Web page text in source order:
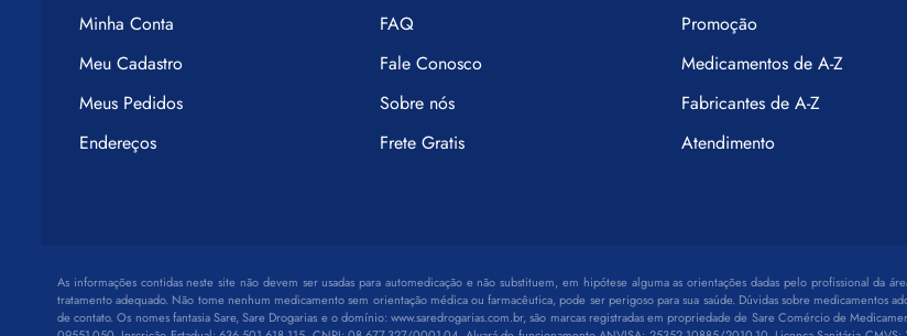
Minha Conta
Meu Cadastro
Meus Pedidos
Endereços
FAQ
Fale Conosco
Sobre nós
Frete Gratis
Promoção
Medicamentos de A-Z
Fabricantes de A-Z
Atendimento
As informações contidas neste site não devem ser usadas para automedicação e não substituem, em hipótese alguma as orientações dadas pelo profissional
tratamento adequado. Não tome nenhum medicamento sem orientação médica ou farmacêutica, pode ser perigoso para sua saúde. Dúvidas sobre medicamentos
de contato. Os nomes fantasia Sare, Sare Drogarias e o domínio: www.saredrogarias.com.br, são marcas registradas em propriedade de Sare Comércio de